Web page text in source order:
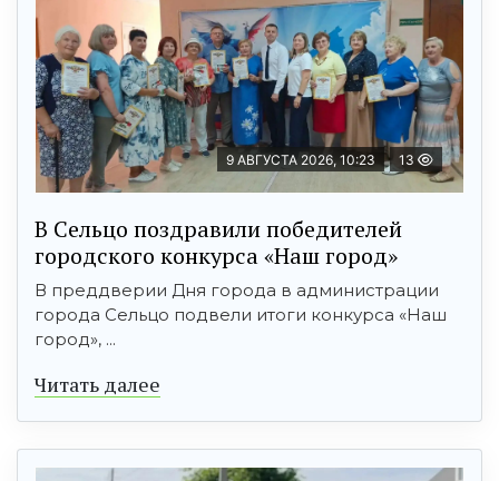
9 АВГУСТА 2026, 10:23 13
В Сельцо поздравили победителей
городского конкурса «Наш город»
В преддверии Дня города в администрации
города Сельцо подвели итоги конкурса «Наш
город», ...
Читать далее